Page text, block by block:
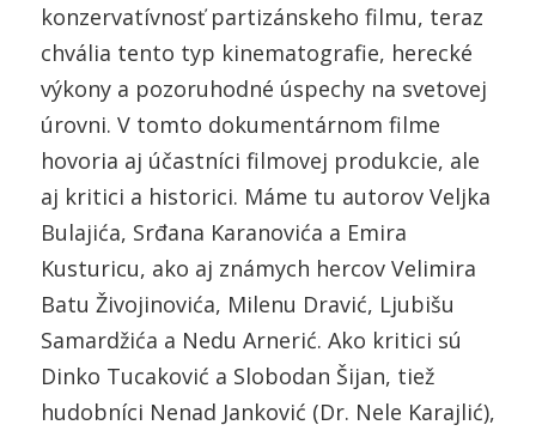
konzervatívnosť partizánskeho filmu, teraz
chvália tento typ kinematografie, herecké
výkony a pozoruhodné úspechy na svetovej
úrovni. V tomto dokumentárnom filme
hovoria aj účastníci filmovej produkcie, ale
aj kritici a historici. Máme tu autorov Veljka
Bulajića, Srđana Karanovića a Emira
Kusturicu, ako aj známych hercov Velimira
Batu Živojinovića, Milenu Dravić, Ljubišu
Samardžića a Nedu Arnerić. Ako kritici sú
Dinko Tucaković a Slobodan Šijan, tiež
hudobníci Nenad Janković (Dr. Nele Karajlić),